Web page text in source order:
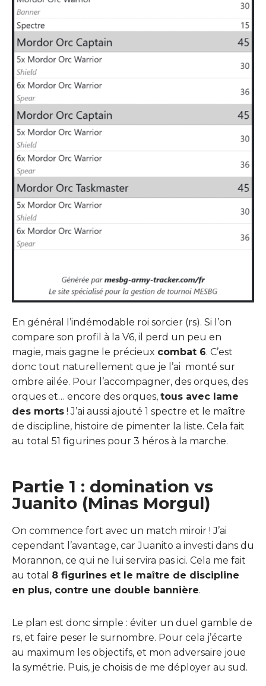
En général l’indémodable roi sorcier (rs). Si l’on
compare son profil à la V6, il perd un peu en
magie, mais gagne le précieux combat 6. C’est
donc tout naturellement que je l’ai monté sur
ombre ailée. Pour l’accompagner, des orques, des
orques et… encore des orques, tous avec lame
des morts ! J’ai aussi ajouté 1 spectre et le maître
de discipline, histoire de pimenter la liste. Cela fait
au total 51 figurines pour 3 héros à la marche.
Partie 1 : domination vs
Juanito (Minas Morgul)
On commence fort avec un match miroir ! J’ai
cependant l’avantage, car Juanito a investi dans du
Morannon, ce qui ne lui servira pas ici. Cela me fait
au total 8 figurines et le maître de discipline
en plus, contre une double bannière.
Le plan est donc simple : éviter un duel gamble de
rs, et faire peser le surnombre. Pour cela j’écarte
au maximum les objectifs, et mon adversaire joue
la symétrie. Puis, je choisis de me déployer au sud.